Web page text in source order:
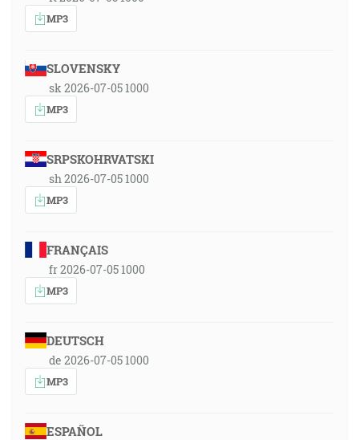
MP3
SLOVENSKY
sk 2026-07-05 1000
MP3
SRPSKOHRVATSKI
sh 2026-07-05 1000
MP3
FRANÇAIS
fr 2026-07-05 1000
MP3
DEUTSCH
de 2026-07-05 1000
MP3
ESPAÑOL